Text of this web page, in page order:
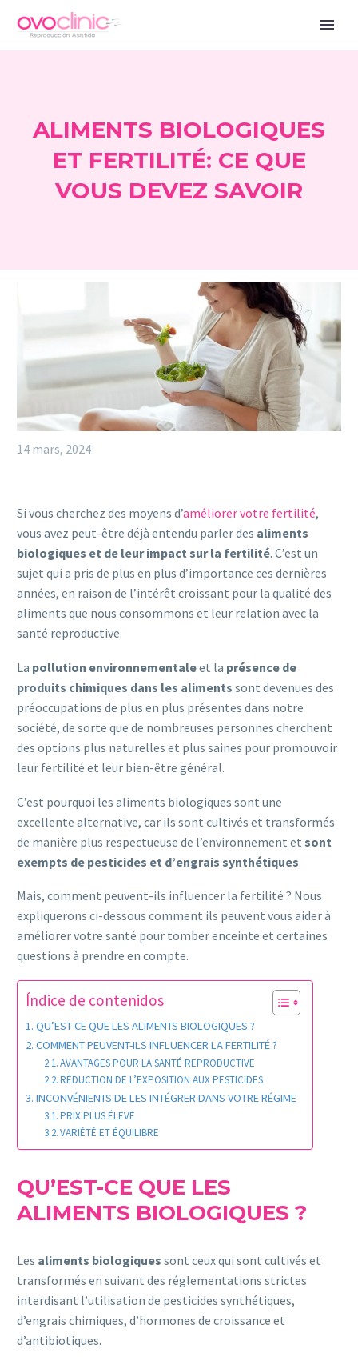
ALIMENTS BIOLOGIQUES
ET FERTILITÉ: CE QUE
VOUS DEVEZ SAVOIR
14 mars, 2024
Si vous cherchez des moyens d’améliorer votre fertilité,
vous avez peut-être déjà entendu parler des aliments
biologiques et de leur impact sur la fertilité. C’est un
sujet qui a pris de plus en plus d’importance ces dernières
années, en raison de l’intérêt croissant pour la qualité des
aliments que nous consommons et leur relation avec la
santé reproductive.
La pollution environnementaleet la présence de
produits chimiques dans les aliments sont devenues des
préoccupations de plus en plus présentes dans notre
société, de sorte que de nombreuses personnes cherchent
des options plus naturelles et plus saines pour promouvoir
leur fertilité et leur bien-être général.
C’est pourquoi les aliments biologiques sont une
excellente alternative, car ils sont cultivés et transformés
de manière plus respectueuse de l’environnement et sont
exempts de pesticides et d’engrais synthétiques.
Mais, comment peuvent-ils influencer la fertilité ? Nous
expliquerons ci-dessous comment ils peuvent vous aider à
améliorer votre santé pour tomber enceinte et certaines
questions à prendre en compte.
Índice de contenidos
QU’EST-CE QUE LES ALIMENTS BIOLOGIQUES ?
COMMENT PEUVENT-ILS INFLUENCER LA FERTILITÉ ?
AVANTAGES POUR LA SANTÉ REPRODUCTIVE
RÉDUCTION DE L’EXPOSITION AUX PESTICIDES
INCONVÉNIENTS DE LES INTÉGRER DANS VOTRE RÉGIME
PRIX PLUS ÉLEVÉ
VARIÉTÉ ET ÉQUILIBRE
QU’EST-CE QUE LES
ALIMENTS BIOLOGIQUES ?
Les aliments biologiques sont ceux qui sont cultivés et
transformés en suivant des réglementations strictes
interdisant l’utilisation de pesticides synthétiques,
d’engrais chimiques, d’hormones de croissance et
d’antibiotiques.